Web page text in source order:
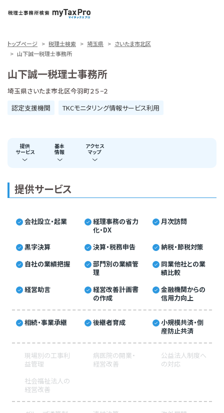
トップページ 税理士検索 埼玉県
さいたま市北区
山下誠一税理士事務所
山下誠一税理士事務所
埼玉県さいたま市北区今羽町２５−２
認定支援機関
TKCモニタリング情報サービス利用
提供
サービス
基本
情報
アクセス
マップ
提供サービス
会社設立・起業
経理事務の省力
化・DX
月次訪問
黒字決算 決算・税務申告
納税・節税対策
自社の業績把握
部門別の業績管
理
同業他社との業
績比較
経営助言
経営改善計画書
の作成
金融機関からの
信用力向上
相続・事業承継 後継者育成
小規模共済・倒
産防止共済
現場別の工事利
益管理
病医院の開業・
経営改善
公益法人制度へ
の対応
社会福祉法人の
経営改善